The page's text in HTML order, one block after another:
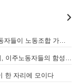
한 자리에 모이다